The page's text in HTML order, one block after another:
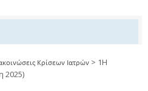
Κρίσεων Ιατρών > 1Η
2025)